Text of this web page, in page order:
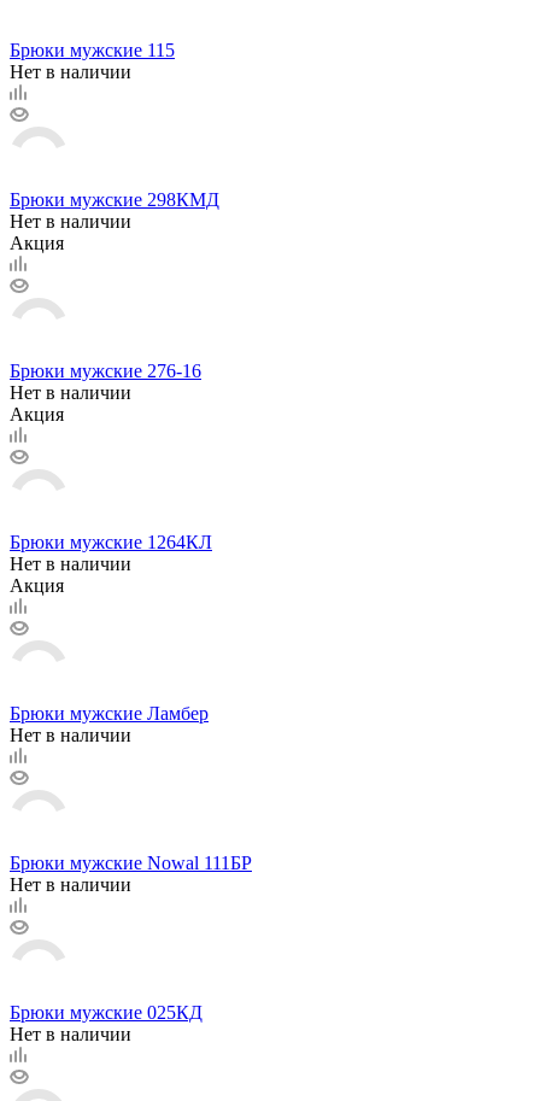
Брюки мужские 115
Нет в наличии
Брюки мужские 298КМД
Нет в наличии
Акция
Брюки мужские 276-16
Нет в наличии
Акция
Брюки мужские 1264КЛ
Нет в наличии
Акция
Брюки мужские Ламбер
Нет в наличии
Брюки мужские Nowal 111БР
Нет в наличии
Брюки мужские 025КД
Нет в наличии